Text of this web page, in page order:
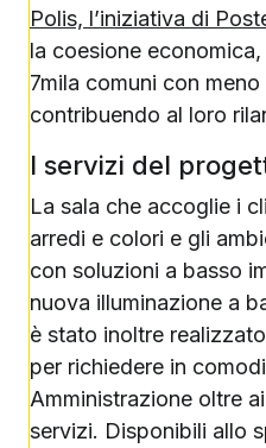
Polis, l’iniziativa di
la coesione
7mila comuni con
contribuendo al loro
I servizi del
La sala che accoglie i
arredi e colori e gli
con soluzioni a basso
nuova illuminazione a
è stato inoltre
per richiedere in
Amministrazione oltre
servizi. Disponibili allo